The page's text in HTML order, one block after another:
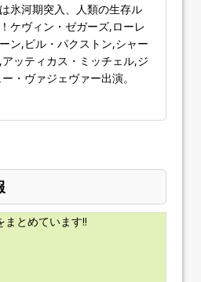
氷河期突入、人類の生存ル
ケヴィン・ゼガーズ,ローレ
ン,ビル・パクストン,シャー
ッティカス・ミッチェル,ジ
・ヴァジェヴァー出演。
まとめています!!